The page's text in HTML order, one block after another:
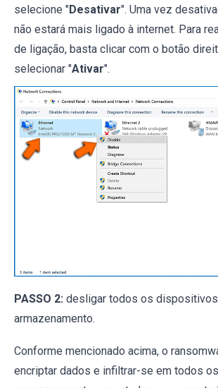
selecione "Desativar". Uma vez
não estará mais ligado à internet. Para
de ligação, basta clicar com o botão
selecionar "Ativar".
PASSO 2: desligar todos os
armazenamento.
Conforme mencionado acima, o
encriptar dados e infiltrar-se em todos